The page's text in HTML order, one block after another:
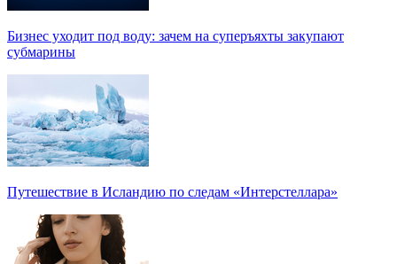
Бизнес уходит под воду: зачем на суперъяхты закупают
субмарины
Путешествие в Исландию по следам «Интерстеллара»